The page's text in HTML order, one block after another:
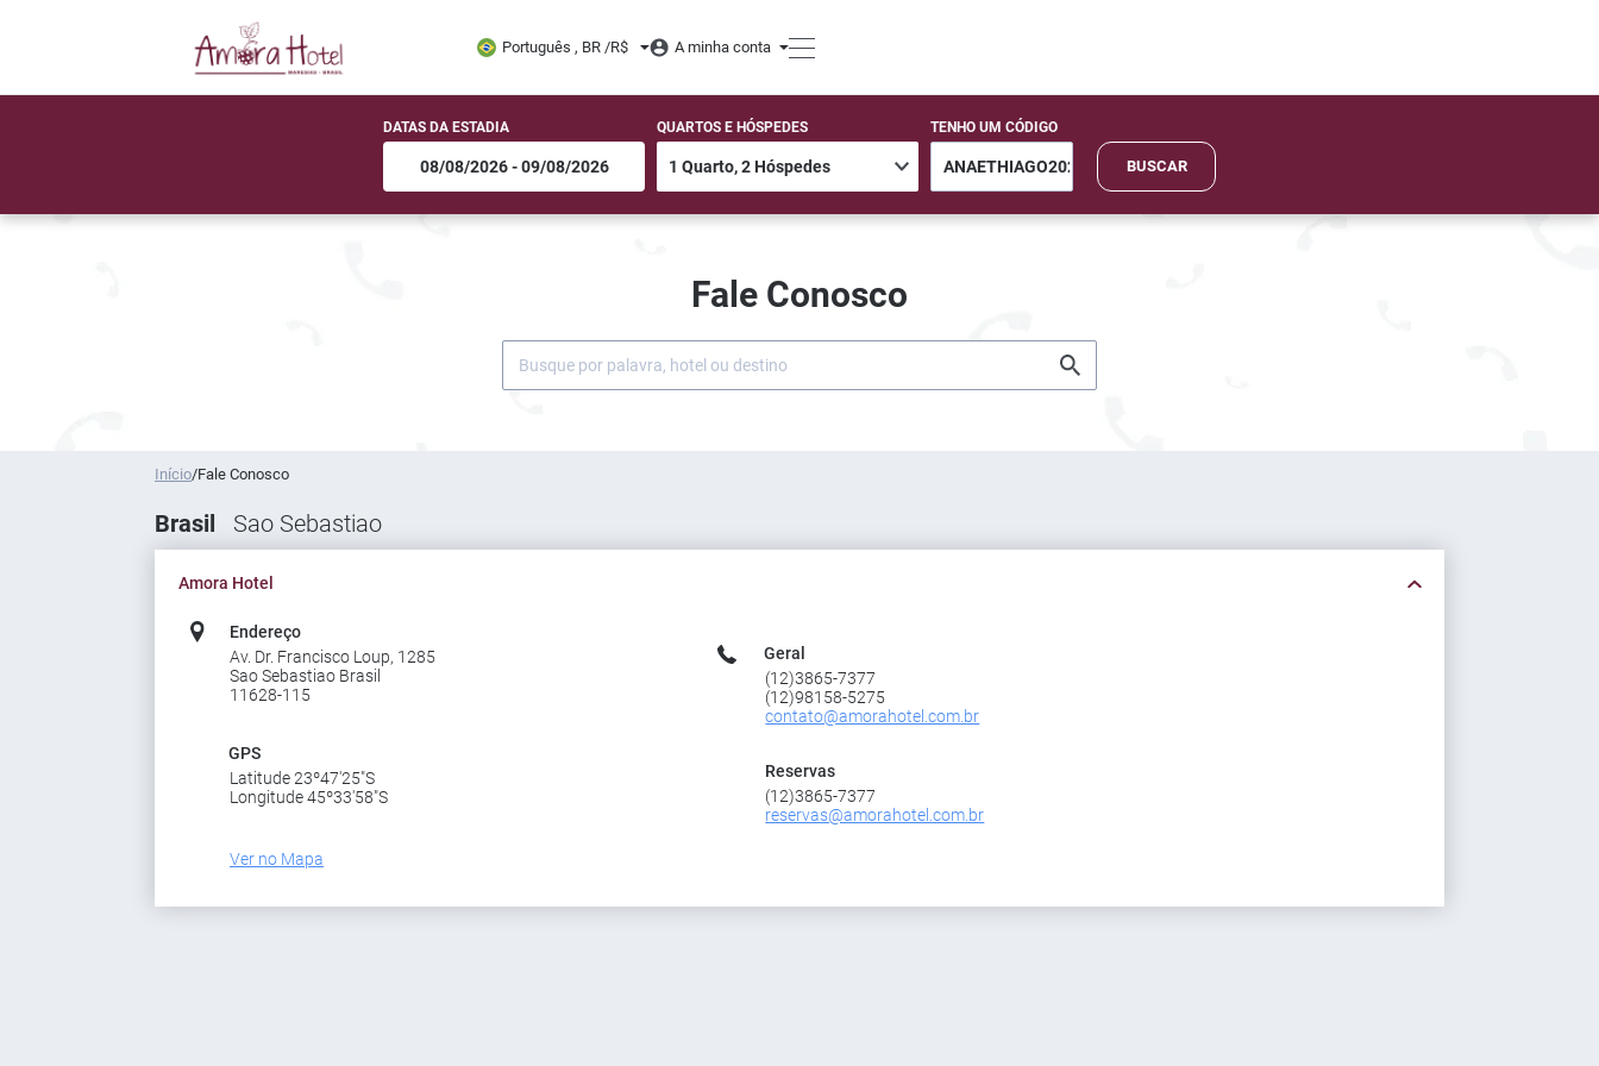
Português , BR /R$ A minha conta
DATAS DA ESTADIA QUARTOS E HÓSPEDES TENHO UM CÓDIGO
BUSCAR
Fale Conosco
Início/Fale Conosco
Brasil Sao Sebastiao
Amora Hotel
Endereço
Av. Dr. Francisco Loup, 1285
Sao Sebastiao Brasil
11628-115
GPS
Latitude 23º47'25"S
Longitude 45º33'58"S
Ver no Mapa
Geral
(12)3865-7377
(12)98158-5275
contato@amorahotel.com.br
Reservas
(12)3865-7377
reservas@amorahotel.com.br